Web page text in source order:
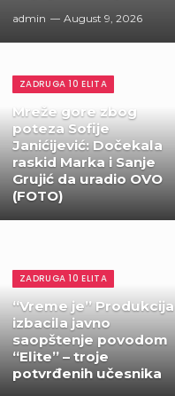
admin August 9, 2026
ZADRUGA 10 ELITA
Mreže gore zbog
poteza Sofije
Janićijević: Dočekala
raskid Marka i Sanje
Grujić da uradio OVO
(FOTO)
ZADRUGA 10 ELITA
“Vreme je” Produkcija
izbacila javno
saopštenje povodom
“Elite” – troje
potvrđenih učesnika